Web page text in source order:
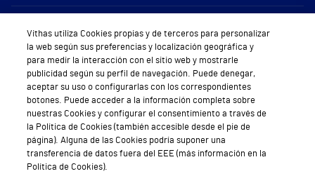
Sobre Vithas
Quiénes somos
Trabajar en Vithas
Teléfono Cita Médica
Teléfono Atención al Cliente
Política de seguridad y salud en el trabajo
Vithas utiliza Cookies propias y de terceros para personalizar
la web según sus preferencias y localización geográfica y
para medir la interacción con el sitio web y mostrarle
publicidad según su perfil de navegación. Puede denegar,
aceptar su uso o configurarlas con los correspondientes
botones. Puede acceder a la información completa sobre
nuestras Cookies y configurar el consentimiento a través de
la Política de Cookies (también accesible desde el pie de
página). Alguna de las Cookies podría suponer una
transferencia de datos fuera del EEE (más información en la
Política de Cookies).